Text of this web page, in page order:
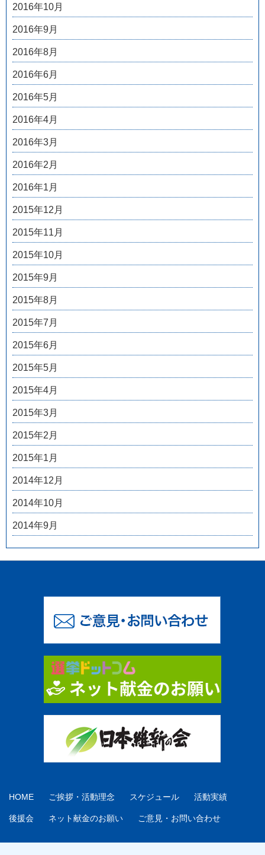
2016年10月
2016年9月
2016年8月
2016年6月
2016年5月
2016年4月
2016年3月
2016年2月
2016年1月
2015年12月
2015年11月
2015年10月
2015年9月
2015年8月
2015年7月
2015年6月
2015年5月
2015年4月
2015年3月
2015年2月
2015年1月
2014年12月
2014年10月
2014年9月
HOME ご挨拶・活動理念 スケジュール 活動実績
後援会 ネット献金のお願い ご意見・お問い合わせ